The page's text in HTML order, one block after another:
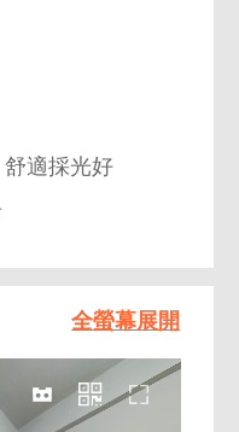
適採光好
全螢幕展開